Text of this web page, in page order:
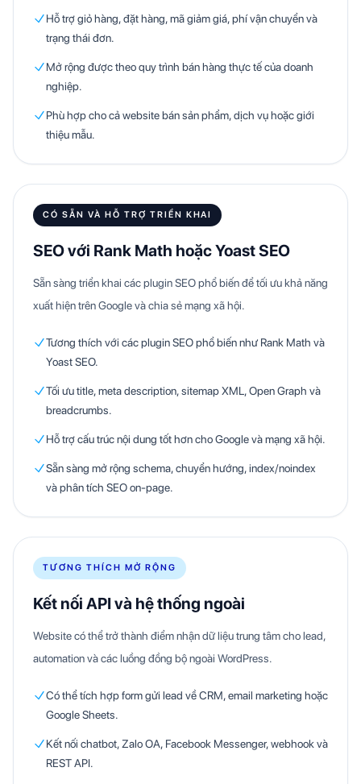
Hỗ trợ giỏ hàng, đặt hàng, mã giảm giá, phí vận chuyển và
trạng thái đơn.
Mở rộng được theo quy trình bán hàng thực tế của doanh
nghiệp.
Phù hợp cho cả website bán sản phẩm, dịch vụ hoặc giới
thiệu mẫu.
CÓ SẴN VÀ HỖ TRỢ TRIỂN KHAI
SEO với Rank Math hoặc Yoast SEO
Sẵn sàng triển khai các plugin SEO phổ biến để tối ưu khả năng
xuất hiện trên Google và chia sẻ mạng xã hội.
Tương thích với các plugin SEO phổ biến như Rank Math và
Yoast SEO.
Tối ưu title, meta description, sitemap XML, Open Graph và
breadcrumbs.
Hỗ trợ cấu trúc nội dung tốt hơn cho Google và mạng xã hội.
Sẵn sàng mở rộng schema, chuyển hướng, index/noindex
và phân tích SEO on-page.
TƯƠNG THÍCH MỞ RỘNG
Kết nối API và hệ thống ngoài
Website có thể trở thành điểm nhận dữ liệu trung tâm cho lead,
automation và các luồng đồng bộ ngoài WordPress.
Có thể tích hợp form gửi lead về CRM, email marketing hoặc
Google Sheets.
Kết nối chatbot, Zalo OA, Facebook Messenger, webhook và
REST API.